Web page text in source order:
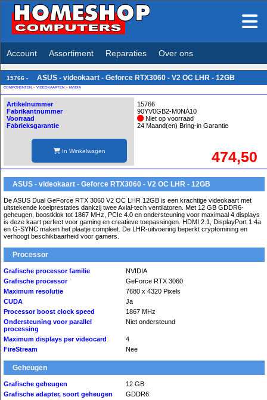
Account Assortiment Reparaties Over ons
15766 - ASUS - videokaart - Geforce RTX3060 - V2 OC LHR - 12GB
COMPONENTEN > VIDEOKAARTEN > NVIDIA
Artikelnummer
Fabrikantnummer
Voorraad
Fabrieksgarantie
In Winkelwagen
15766
90YV0GB2-M0NA10
Niet op voorraad
24 Maand(en) Bring-in Garantie
474,50
ASUS - videokaart - Geforce RTX3060 - V2 OC LHR - 12GB
De ASUS Dual GeForce RTX 3060 V2 OC LHR 12GB is een krachtige videokaart met
uitstekende koelprestaties dankzij twee Axial-tech ventilatoren. Met 12 GB GDDR6-
geheugen, boostklok tot 1867 MHz, PCIe 4.0 en ondersteuning voor maximaal 4 displays
is deze kaart perfect voor gaming en creatieve toepassingen. HDMI 2.1, DisplayPort 1.4a
en G-SYNC maken het plaatje compleet. De LHR-uitvoering beperkt cryptomining en
verhoogt beschikbaarheid voor gamers.
Processor
Grafische processor familie
NVIDIA
Grafische processor
GeForce RTX 3060
Maximum resolutie
7680 x 4320 Pixels
CUDA
Ja
Processor boost clock speed
1867 MHz
Ondersteuning voor parallel
processing
Niet ondersteund
Maximum displays per videocard
4
FireStream
Nee
Geheugen
Grafische geheugen
12 GB
Grafische adapter, soort geheugen
GDDR6